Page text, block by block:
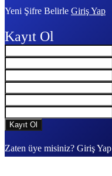
Yeni Şifre Belirle Giriş Yap
Kayıt Ol
Zaten üye misiniz? Giriş Yap